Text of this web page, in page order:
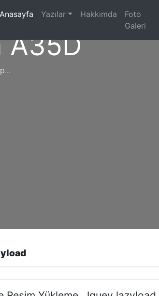
A35D
Anasayfa (current)
Yazılar Hakkımda
Foto
Galeri